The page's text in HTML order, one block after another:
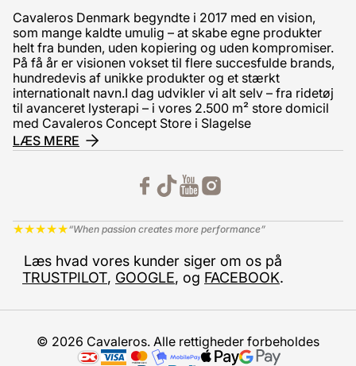
Cavaleros Denmark begyndte i 2017 med en vision,
som mange kaldte umulig – at skabe egne produkter
helt fra bunden, uden kopiering og uden kompromiser.
På få år er visionen vokset til flere succesfulde brands,
hundredevis af unikke produkter og et stærkt
internationalt navn.I dag udvikler vi alt selv – fra ridetøj
til avanceret lysterapi – i vores 2.500 m² store domicil
med Cavaleros Concept Store i Slagelse
LÆS MERE
★★★★★“When passion creates more performance”
Læs hvad vores kunder siger om os på
TRUSTPILOT, GOOGLE, og FACEBOOK.
© 2026 Cavaleros. Alle rettigheder forbeholdes